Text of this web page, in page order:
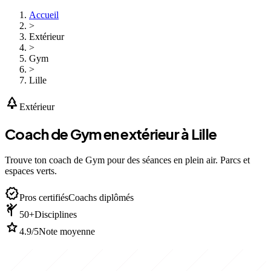
Accueil
>
Extérieur
>
Gym
>
Lille
park Extérieur
Coach de Gym en extérieur à Lille
Trouve ton coach de Gym pour des séances en plein air. Parcs et
espaces verts.
verifiedPros certifiésCoachs diplômés
sports_martial_arts 50+Disciplines
star4.9/5Note moyenne